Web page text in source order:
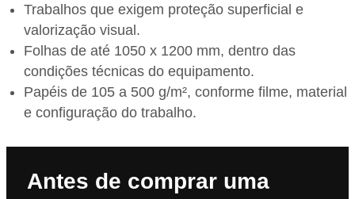
Trabalhos que exigem proteção superficial e
valorização visual.
Folhas de até 1050 x 1200 mm, dentro das
condições técnicas do equipamento.
Papéis de 105 a 500 g/m², conforme filme, material
e configuração do trabalho.
Antes de comprar uma